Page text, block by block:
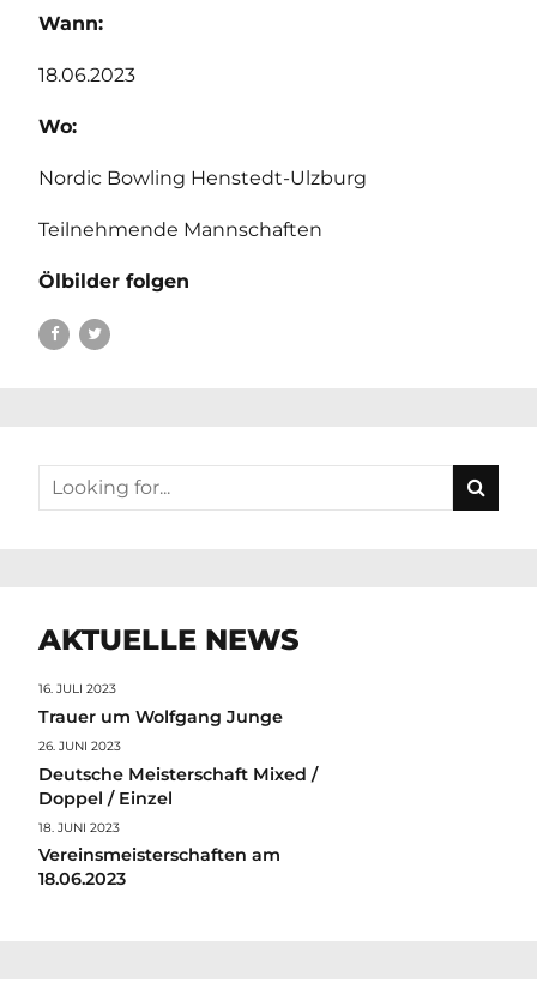
Wann:
18.06.2023
Wo:
Nordic Bowling Henstedt-Ulzburg
Teilnehmende Mannschaften
Ölbilder folgen
AKTUELLE NEWS
16. JULI 2023
Trauer um Wolfgang Junge
26. JUNI 2023
Deutsche Meisterschaft Mixed /
Doppel / Einzel
18. JUNI 2023
Vereinsmeisterschaften am
18.06.2023